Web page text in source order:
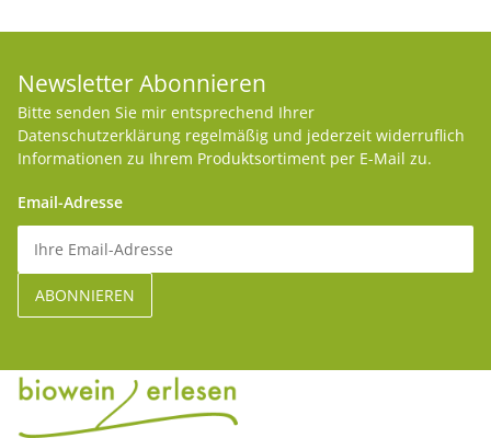
Newsletter Abonnieren
Bitte senden Sie mir entsprechend Ihrer
Datenschutzerklärung regelmäßig und jederzeit widerruflich
Informationen zu Ihrem Produktsortiment per E-Mail zu.
Email-Adresse